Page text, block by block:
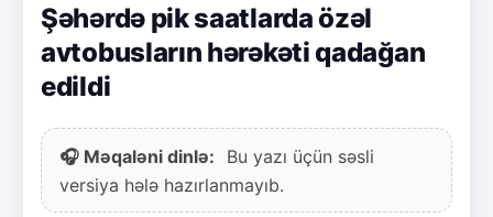
Şəhərdə pik saatlarda özəl
avtobusların hərəkəti qadağan
edildi
🎧 Məqaləni dinlə:
Bu yazı üçün səsli
versiya hələ hazırlanmayıb.